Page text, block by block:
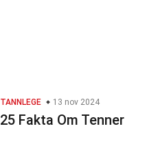
TANNLEGE 13 nov 2024
25 Fakta Om Tenner